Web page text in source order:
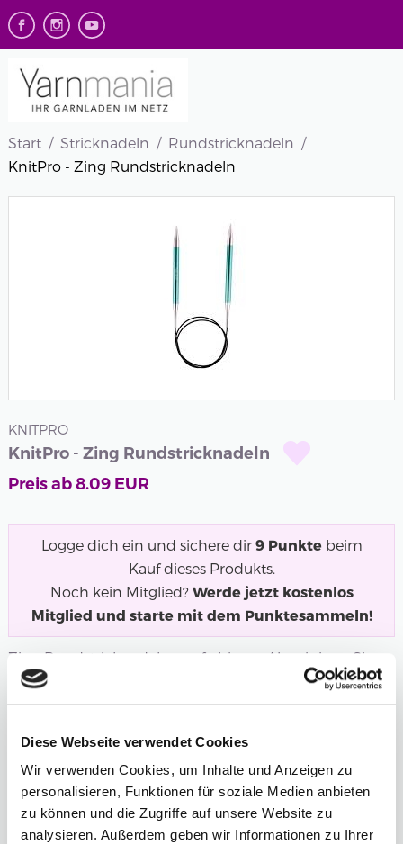
Diese Webseite verwendet Cookies
Wir verwenden Cookies, um Inhalte und Anzeigen zu
personalisieren, Funktionen für soziale Medien anbieten
zu können und die Zugriffe auf unsere Website zu
analysieren. Außerdem geben wir Informationen zu Ihrer
Start Stricknadeln
Rundstricknadeln
KnitPro - Zing Rundstricknadeln
KNITPRO
KnitPro - Zing Rundstricknadeln
Preis ab8.09EUR
Logge dich ein und sichere dir 9 Punktebeim
Kauf dieses Produkts.
Noch kein Mitglied? Werde jetzt kostenlos
Mitglied und starte mit dem Punktesammeln!
Zing Rundstricknadeln aus farbigem Aluminium. Sie
erhalten Stricknadeln, die sich sehr...
3,50 mm
Anzahl